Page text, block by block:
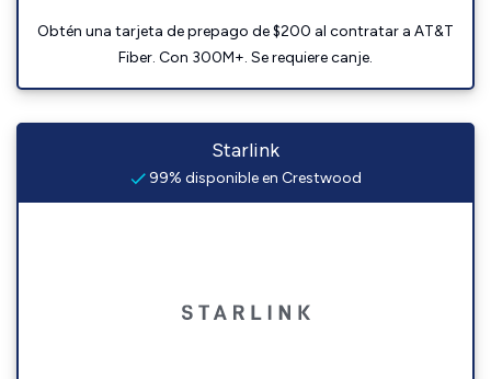
Obtén una tarjeta de prepago de $200 al contratar a AT&T
Fiber. Con 300M+. Se requiere canje.
Starlink
99% disponible en Crestwood